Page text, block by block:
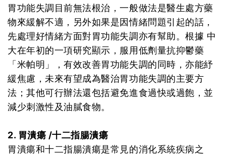
胃功能失調目前無法根治，一般做法是醫生處方藥
物來緩解不適，另外如果是因情緒問題引起的話，
先處理好情緒方面對胃功能失調亦有幫助。根據 中
大在年初的一項研究顯示，服用低劑量抗抑鬱藥
「米帕明」，有效改善胃功能失調的同時，亦能紓
緩焦慮，未來有望成為醫治胃功能失調的主要方
法；其他可行辦法還包括避免進食過快或過飽，並
減少刺激性及油膩食物。
2. 胃潰瘍 /十二指腸潰瘍
胃潰瘍和十二指腸潰瘍是常見的消化系統疾病之